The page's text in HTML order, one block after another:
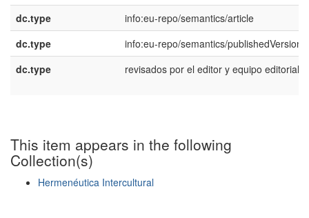
dc.type
info:eu-repo/semantics/article
dc.type
info:eu-repo/semantics/publishedVersion
dc.type
revisados por el editor y equipo editorial
This item appears in the following
Collection(s)
Hermenéutica Intercultural